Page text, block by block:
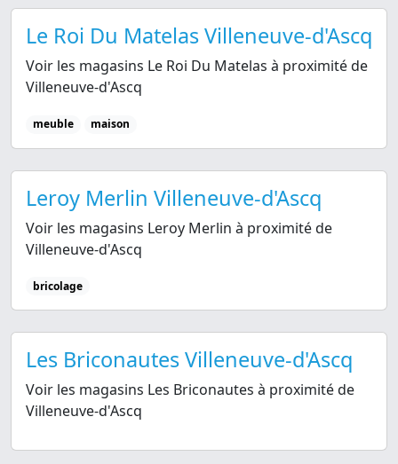
Le Roi Du Matelas Villeneuve-d'Ascq
Voir les magasins Le Roi Du Matelas à proximité de
Villeneuve-d'Ascq
meuble maison
Leroy Merlin Villeneuve-d'Ascq
Voir les magasins Leroy Merlin à proximité de
Villeneuve-d'Ascq
bricolage
Les Briconautes Villeneuve-d'Ascq
Voir les magasins Les Briconautes à proximité de
Villeneuve-d'Ascq